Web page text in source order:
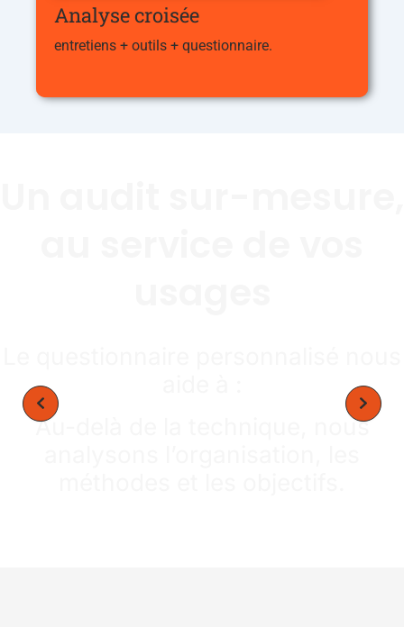
Analyse croisée
entretiens + outils + questionnaire.
Au-delà de la technique, nous